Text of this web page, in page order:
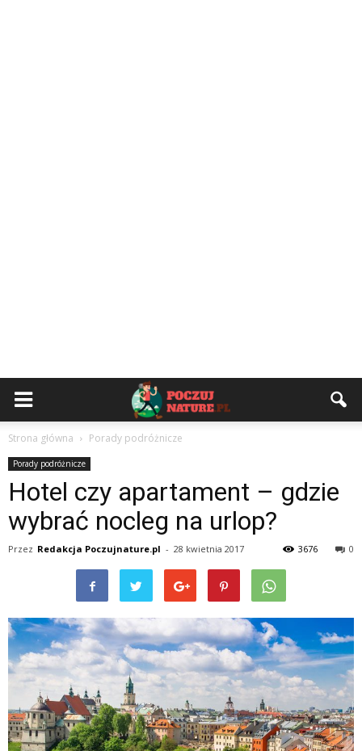
Strona główna Porady podróżnicze
Porady podróżnicze
Hotel czy apartament – gdzie
wybrać nocleg na urlop?
Przez Redakcja Poczujnature.pl - 28 kwietnia 2017 0
3676